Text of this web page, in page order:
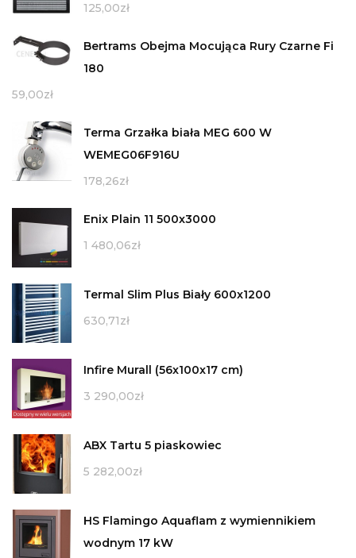
125,00zł
Bertrams Obejma Mocująca Rury Czarne Fi
180
59,00zł
Terma Grzałka biała MEG 600 W
WEMEG06F916U
178,26zł
Enix Plain 11 500x3000
1 480,06zł
Termal Slim Plus Biały 600x1200
630,71zł
Infire Murall (56x100x17 cm)
3 290,00zł
ABX Tartu 5 piaskowiec
5 282,00zł
HS Flamingo Aquaflam z wymiennikiem
wodnym 17 kW